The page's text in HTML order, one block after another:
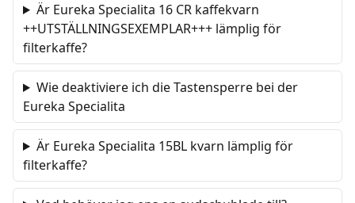
Är Eureka Specialita 16 CR kaffekvarn
++UTSTÄLLNINGSEXEMPLAR+++ lämplig för
filterkaffe?
Wie deaktiviere ich die Tastensperre bei der
Eureka Specialita
Är Eureka Specialita 15BL kvarn lämplig för
filterkaffe?